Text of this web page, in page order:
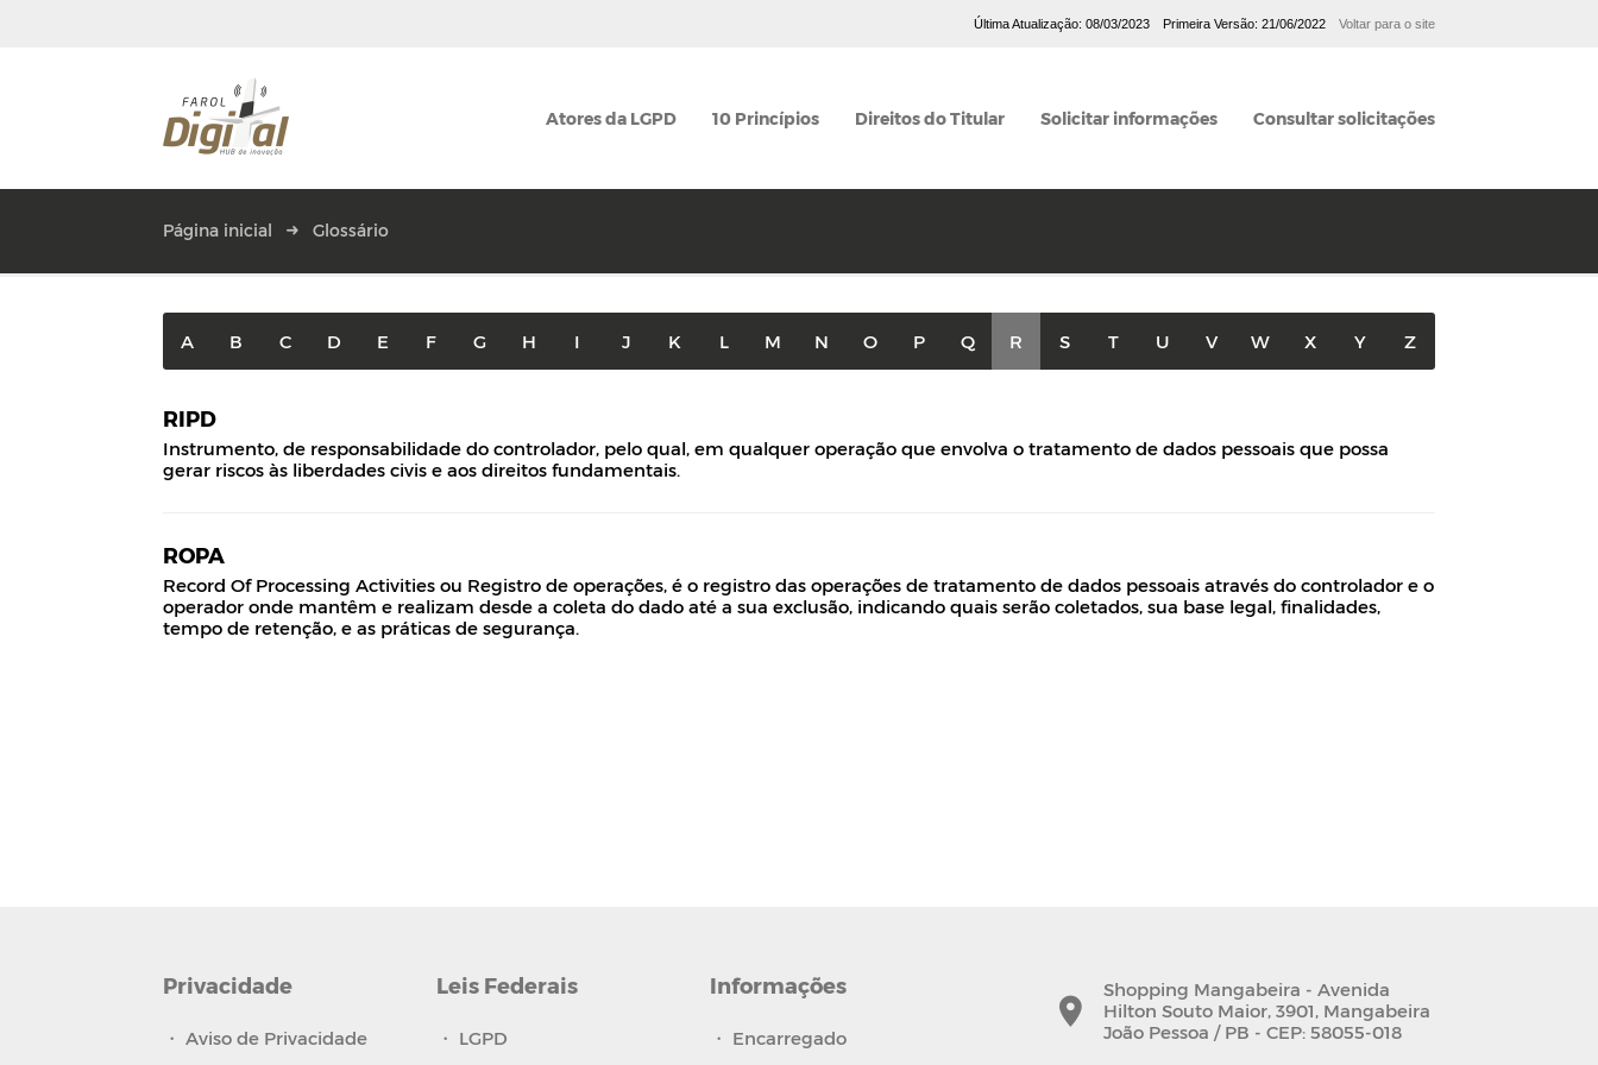
Última Atualização: 08/03/2023 Primeira Versão: 21/06/2022 Voltar para o site
Atores da LGPD 10 Princípios Direitos do Titular Solicitar informações Consultar solicitações
Página inicial Glossário
A B C D E F G H I J K L M N O P Q R S T U V W X Y Z
RIPD
Instrumento, de responsabilidade do controlador, pelo qual, em qualquer operação que envolva o tratamento de dados pessoais que possa
gerar riscos às liberdades civis e aos direitos fundamentais.
ROPA
Record Of Processing Activities ou Registro de operações, é o registro das operações de tratamento de dados pessoais através do controlador e o
operador onde mantêm e realizam desde a coleta do dado até a sua exclusão, indicando quais serão coletados, sua base legal, finalidades,
tempo de retenção, e as práticas de segurança.
Privacidade
・ Aviso de Privacidade
Leis Federais
・ LGPD
Informações
・ Encarregado
Shopping Mangabeira - Avenida
Hilton Souto Maior, 3901, Mangabeira
João Pessoa / PB - CEP: 58055-018